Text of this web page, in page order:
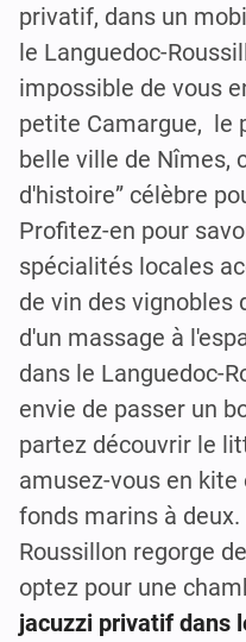
privatif, dans un
le Languedoc-
impossible de vous
petite Camargue, le
belle ville de Nîmes,
d'histoire” célèbre
Profitez-en pour
spécialités locales
de vin des vignobles
d'un massage à
dans le Languedoc-
envie de passer un
partez découvrir le
amusez-vous en
fonds marins à
Roussillon regorge
optez pour une
jacuzzi privatif dans